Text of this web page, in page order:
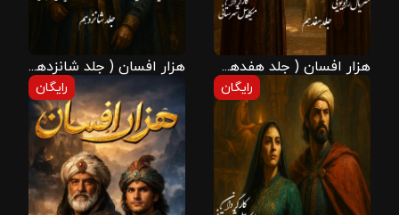
هزار افسان ( جلد هفدهم ) هزار افسان ( جلد شانزدهم )
رایگان رایگان